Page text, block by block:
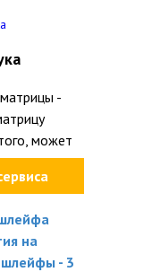
-
может
исчезать
на
шлейфы - 3